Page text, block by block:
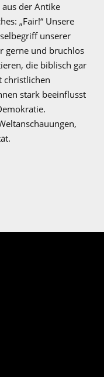
der Antike
„Fair!“ Unsere
unserer
gerne und bruchlos
die biblisch gar
christlichen
stark beeinflusst